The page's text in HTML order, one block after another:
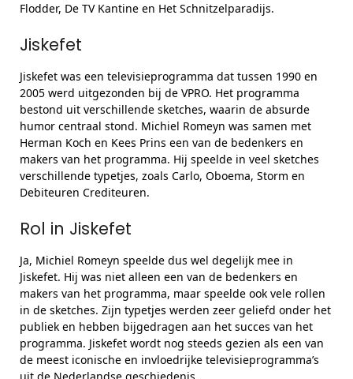
Flodder, De TV Kantine en Het Schnitzelparadijs.
Jiskefet
Jiskefet was een televisieprogramma dat tussen 1990 en
2005 werd uitgezonden bij de VPRO. Het programma
bestond uit verschillende sketches, waarin de absurde
humor centraal stond. Michiel Romeyn was samen met
Herman Koch en Kees Prins een van de bedenkers en
makers van het programma. Hij speelde in veel sketches
verschillende typetjes, zoals Carlo, Oboema, Storm en
Debiteuren Crediteuren.
Rol in Jiskefet
Ja, Michiel Romeyn speelde dus wel degelijk mee in
Jiskefet. Hij was niet alleen een van de bedenkers en
makers van het programma, maar speelde ook vele rollen
in de sketches. Zijn typetjes werden zeer geliefd onder het
publiek en hebben bijgedragen aan het succes van het
programma. Jiskefet wordt nog steeds gezien als een van
de meest iconische en invloedrijke televisieprogramma’s